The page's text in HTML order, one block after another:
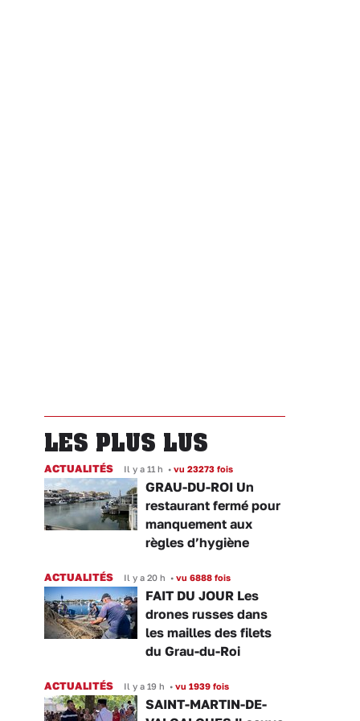
LES PLUS LUS
ACTUALITÉS Il y a 11 h • vu 23273 fois
GRAU-DU-ROI Un
restaurant fermé pour
manquement aux
règles d’hygiène
ACTUALITÉS Il y a 20 h • vu 6888 fois
FAIT DU JOUR Les
drones russes dans
les mailles des filets
du Grau-du-Roi
ACTUALITÉS Il y a 19 h • vu 1939 fois
SAINT-MARTIN-DE-